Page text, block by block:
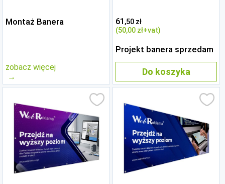
Montaż Banera
zobacz więcej
61 ,50 zł
(50,00 zł+vat)
Projekt banera sprzedam
Do koszyka